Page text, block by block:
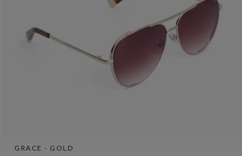
GRACE - GOLD